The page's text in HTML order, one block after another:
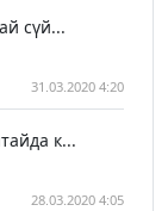
сүй...
31.03.2020 4:20
к...
28.03.2020 4:05